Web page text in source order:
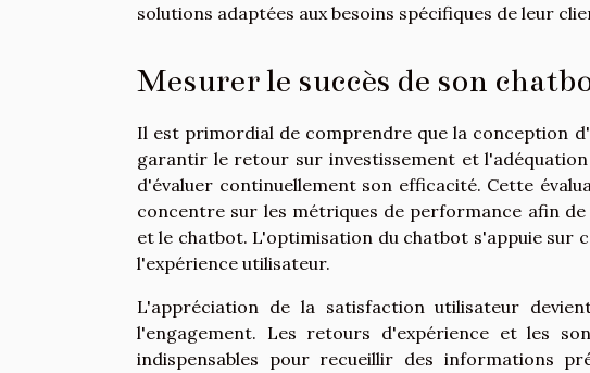
solutions adaptées aux besoins spécifiques de leur
Mesurer le succès de son
Il est primordial de comprendre que la conception
garantir le retour sur investissement et
d'évaluer continuellement son efficacité. Cette
concentre sur les métriques de performance afin
et le chatbot. L'optimisation du chatbot s'appuie sur
l'expérience utilisateur.
L'appréciation de la satisfaction utilisateur
l'engagement. Les retours d'expérience et les
indispensables pour recueillir des informations